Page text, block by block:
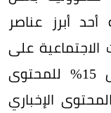
أبرز عناصر
على
79% من إجمالي التفاعل، مقابل 15% للمحتوى
الإخباري